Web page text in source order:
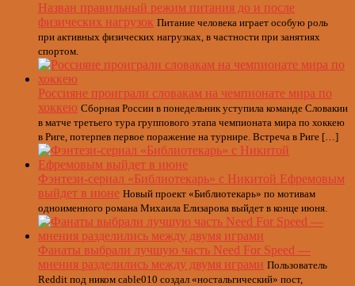
Назван правильный режим питания до и после
физических нагрузок Питание человека играет особую роль
при активных физических нагрузках, в частности при занятиях
спортом.
Россияне проиграли словакам на чемпионате мира по
хоккею Сборная России в понедельник уступила команде Словакии
в матче третьего тура группового этапа чемпионата мира по хоккею
в Риге, потерпев первое поражение на турнире. Встреча в Риге […]
Фэнтези-сериал «Библиотекарь» с Никитой Ефремовым
выйдет в июне Новый проект «Библиотекарь» по мотивам
одноименного романа Михаила Елизарова выйдет в конце июня.
Фанаты выбрали лучшую часть Need For Speed —
мнения разделились между двумя играми Пользователь
Reddit под ником cable010 создал «ностальгический» пост,